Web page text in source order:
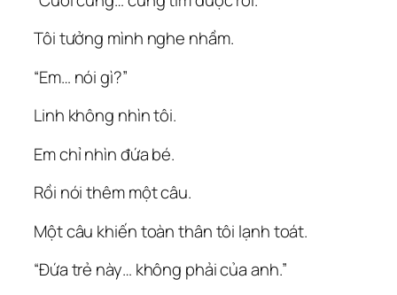
Tôi tưởng mình nghe nhầm.
“Em… nói gì?”
Linh không nhìn tôi.
Em chỉ nhìn đứa bé.
Rồi nói thêm một câu.
Một câu khiến toàn thân tôi lạnh toát.
“Đứa trẻ này… không phải của anh.”